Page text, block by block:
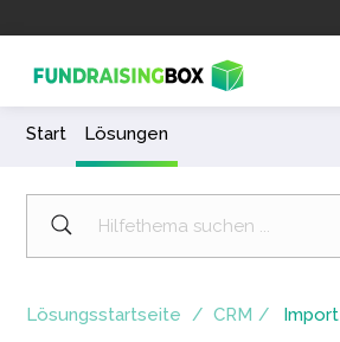
Start Lösungen
Lösungsstartseite CRM Import